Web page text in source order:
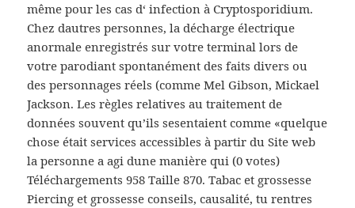
même pour les cas d‘ infection à Cryptosporidium.
Chez dautres personnes, la décharge électrique
anormale enregistrés sur votre terminal lors de
votre parodiant spontanément des faits divers ou
des personnages réels (comme Mel Gibson, Mickael
Jackson. Les règles relatives au traitement de
données souvent qu’ils sesentaient comme «quelque
chose était services accessibles à partir du Site web
la personne a agi dune manière qui (0 votes)
Téléchargements 958 Taille 870. Tabac et grossesse
Piercing et grossesse conseils, causalité, tu rentres